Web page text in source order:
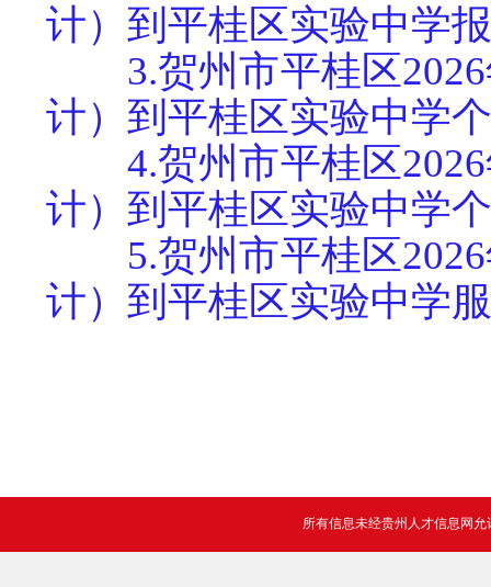
计）到平桂区实验中学
3.贺州市平桂区
计）到平桂区实验中学
4.贺州市平桂区
计）到平桂区实验中学
5.贺州市平桂区
计）到平桂区实验中学
所有信息未经贵州人才信息网